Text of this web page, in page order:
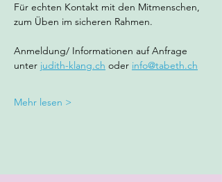
Für echten Kontakt mit den Mitmenschen,
zum Üben im sicheren Rahmen.
Anmeldung/ Informationen auf Anfrage
unter judith-klang.ch oder info@tabeth.ch
Mehr lesen >